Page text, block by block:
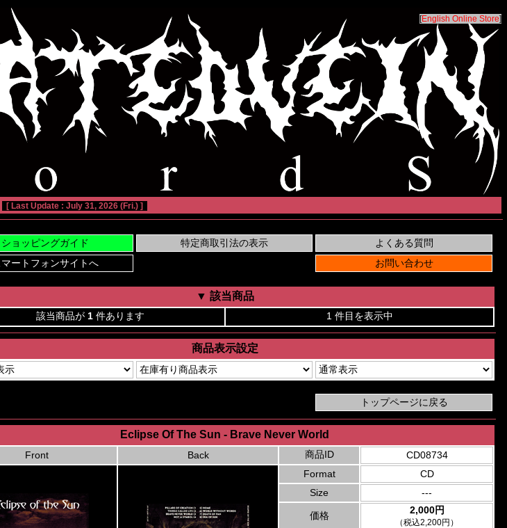
[English Online Store]
[ Last Update : July 31, 2026 (Fri.) ]
▼ 該当商品
該当商品が 1 件あります 1 件目を表示中
商品表示設定
Eclipse Of The Sun - Brave Never World
Front Back 商品ID
CD08734
Format
CD
Size
---
価格 2,000円
（税込2,200円）